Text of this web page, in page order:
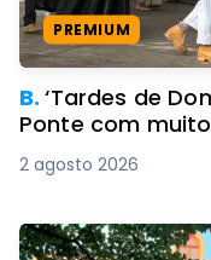
PREMIUM
B.‘Tardes de
Ponte com
2 agosto 2026